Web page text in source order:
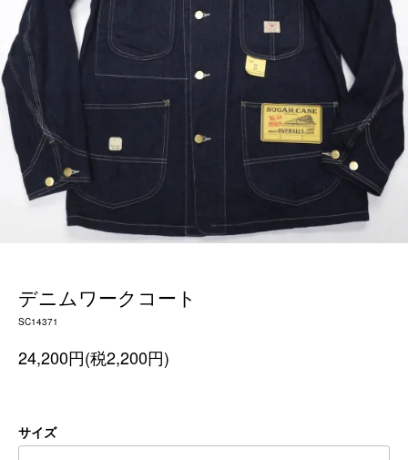
デニムワークコート
SC14371
24,200円(税2,200円)
サイズ